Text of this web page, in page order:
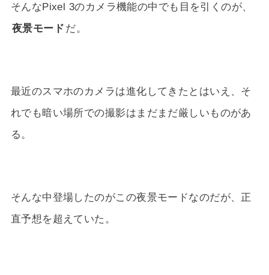
そんなPixel 3のカメラ機能の中でも目を引くのが、
夜景モード だ。
最近のスマホのカメラは進化してきたとはいえ、そ
れでも暗い場所での撮影はまだまだ厳しいものがあ
る。
そんな中登場したのがこの夜景モードなのだが、正
直予想を超えていた。